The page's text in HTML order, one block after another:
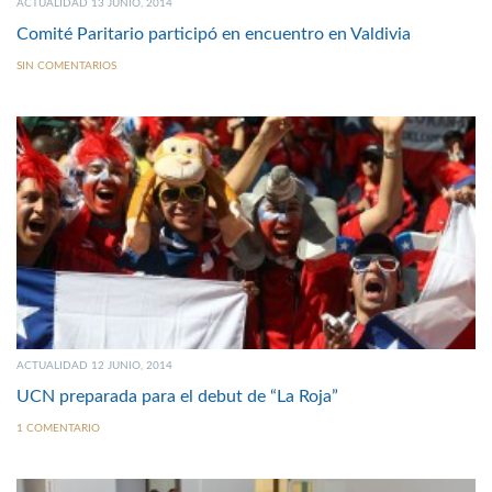
ACTUALIDAD 13 JUNIO, 2014
Comité Paritario participó en encuentro en Valdivia
SIN COMENTARIOS
ACTUALIDAD 12 JUNIO, 2014
UCN preparada para el debut de “La Roja”
1 COMENTARIO